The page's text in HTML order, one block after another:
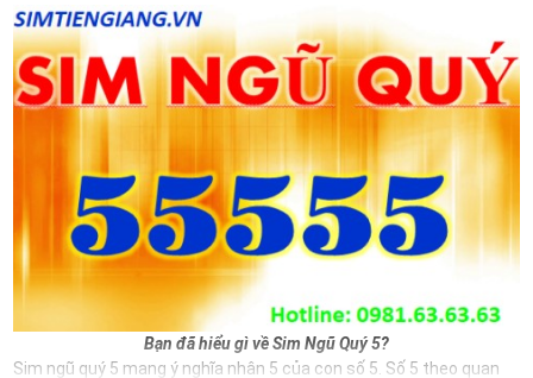
Bạn đã hiểu gì về Sim Ngũ Quý 5?
Sim ngũ quý 5 mang ý nghĩa nhân 5 của con số 5. Số 5 theo quan